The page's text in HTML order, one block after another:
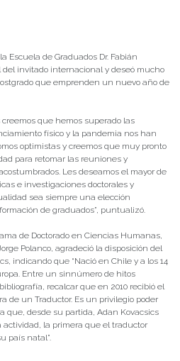
Escuela de Graduados Dr. Fabián
invitado internacional y deseó mucho
que emprenden un nuevo año de
creemos que hemos superado las
físico y la pandemia nos han
optimistas y creemos que muy pronto
para retomar las reuniones y
Les deseamos el mayor de
e investigaciones doctorales y
sea siempre una elección
de graduados”, puntualizó.
de Doctorado en Ciencias Humanas,
Polanco, agradeció la disposición del
indicando que “Nació en Chile y a los 14
Entre un sinnúmero de hitos
recalcar que en 2010 recibió el
de un Traductor. Es un privilegio poder
que, desde su partida, Adan Kovacsics
la primera que el traductor
país natal”.